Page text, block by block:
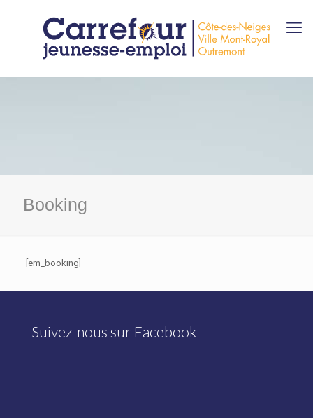
Booking
[em_booking]
Suivez-nous sur Facebook